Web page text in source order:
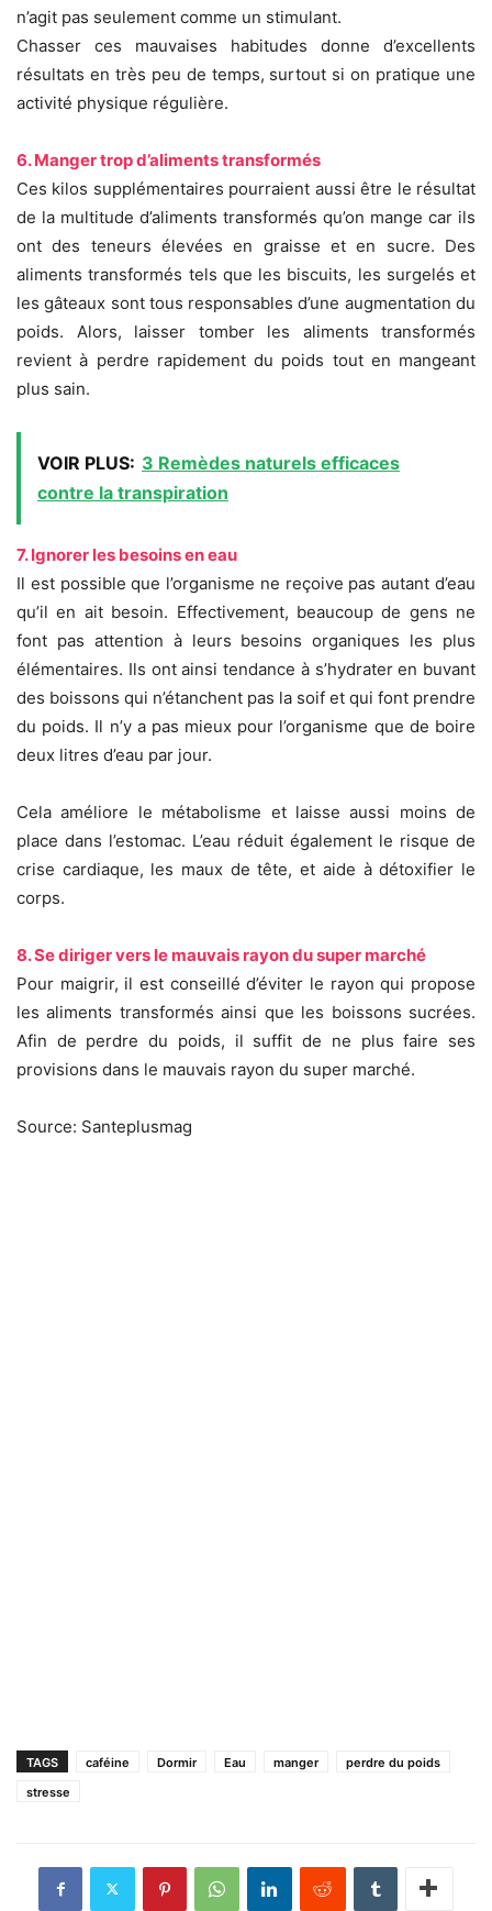
n’agit pas seulement comme un stimulant.
Chasser ces mauvaises habitudes donne d’excellents
résultats en très peu de temps, surtout si on pratique une
activité physique régulière.
6. Manger trop d’aliments transformés
Ces kilos supplémentaires pourraient aussi être le résultat
de la multitude d’aliments transformés qu’on mange car ils
ont des teneurs élevées en graisse et en sucre. Des
aliments transformés tels que les biscuits, les surgelés et
les gâteaux sont tous responsables d’une augmentation du
poids. Alors, laisser tomber les aliments transformés
revient à perdre rapidement du poids tout en mangeant
plus sain.
VOIR PLUS: 3 Remèdes naturels efficaces
contre la transpiration
7. Ignorer les besoins en eau
Il est possible que l’organisme ne reçoive pas autant d’eau
qu’il en ait besoin. Effectivement, beaucoup de gens ne
font pas attention à leurs besoins organiques les plus
élémentaires. Ils ont ainsi tendance à s’hydrater en buvant
des boissons qui n’étanchent pas la soif et qui font prendre
du poids. Il n’y a pas mieux pour l’organisme que de boire
deux litres d’eau par jour.
Cela améliore le métabolisme et laisse aussi moins de
place dans l’estomac. L’eau réduit également le risque de
crise cardiaque, les maux de tête, et aide à détoxifier le
corps.
8. Se diriger vers le mauvais rayon du super marché
Pour maigrir, il est conseillé d’éviter le rayon qui propose
les aliments transformés ainsi que les boissons sucrées.
Afin de perdre du poids, il suffit de ne plus faire ses
provisions dans le mauvais rayon du super marché.
Source: Santeplusmag
TAGS caféine Dormir Eau manger
perdre du poids
stresse